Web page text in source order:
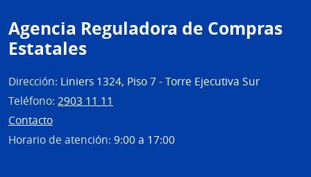
Agencia Reguladora de Compras
Estatales
Dirección: Liniers 1324, Piso 7 - Torre Ejecutiva Sur
Teléfono: 2903 11 11
Contacto
Horario de atención: 9:00 a 17:00